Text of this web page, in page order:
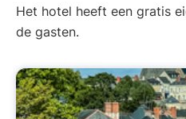
Het hotel heeft een gratis
de gasten.